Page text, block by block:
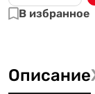
В избранное
Описание